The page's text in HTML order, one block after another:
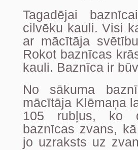
Tagadējai
cilvēku kauli. Visi
ar mācītāja
Rokot baznīcas
kauli. Baznīca ir
No sākuma
mācītāja Klēmaņa
105 rubļus, ko
baznīcas zvans,
jo uzraksts uz